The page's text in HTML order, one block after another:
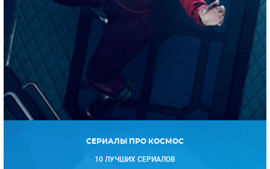
СЕРИАЛЫ ПРО КОСМОС
10 ЛУЧШИХ СЕРИАЛОВ